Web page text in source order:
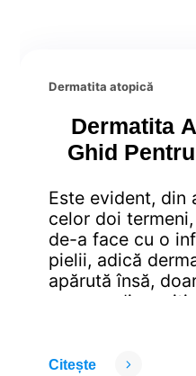
Dermatita atopică
Dermatita
Ghid
Este evident, din
celor doi
de-a face cu o
pielii, adică
apărută însă,
au o predispoziție
ceea ce înseamnă
Citește